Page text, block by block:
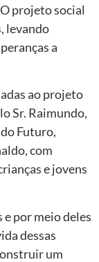
projeto social
levando
a
ao projeto
Sr. Raimundo,
Futuro,
com
e jovens
por meio deles
dessas
um